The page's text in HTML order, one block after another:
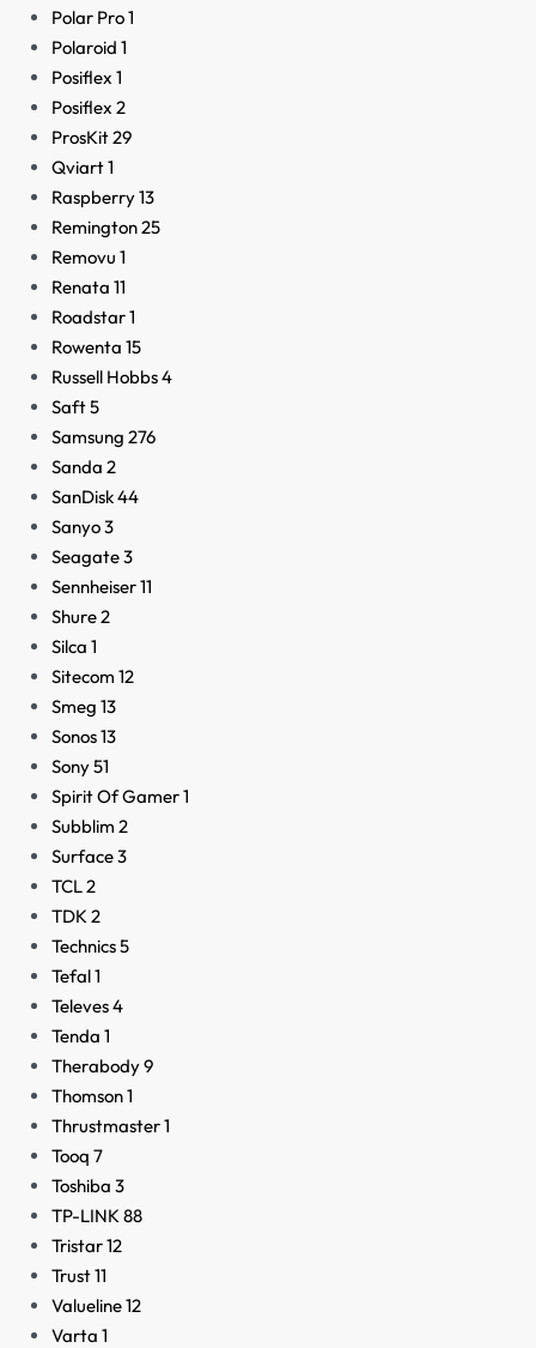
Polar Pro1
Polaroid 1
Posiflex 1
Posiflex 2
ProsKit29
Qviart1
Raspberry13
Remington25
Removu 1
Renata 11
Roadstar1
Rowenta 15
Russell Hobbs4
Saft5
Samsung 276
Sanda 2
SanDisk44
Sanyo3
Seagate3
Sennheiser11
Shure2
Silca 1
Sitecom 12
Smeg 13
Sonos13
Sony51
Spirit Of Gamer1
Subblim 2
Surface3
TCL2
TDK 2
Technics5
Tefal1
Televes4
Tenda 1
Therabody9
Thomson1
Thrustmaster1
Tooq 7
Toshiba 3
TP-LINK 88
Tristar12
Trust11
Valueline12
Varta 1